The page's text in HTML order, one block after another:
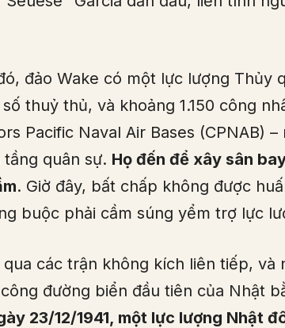
đảo Wake có một lực lượng Thủy
thuỷ thủ, và khoảng 1.150 công
Pacific Naval Air Bases (CPNAB)
quân sự. Họ đến để xây sân
. Giờ đây, bất chấp không được
buộc phải cầm súng yểm trợ lực
các trận không kích liên tiếp, và
đường biển đầu tiên của Nhật
23/12/1941, một lực lượng Nhật